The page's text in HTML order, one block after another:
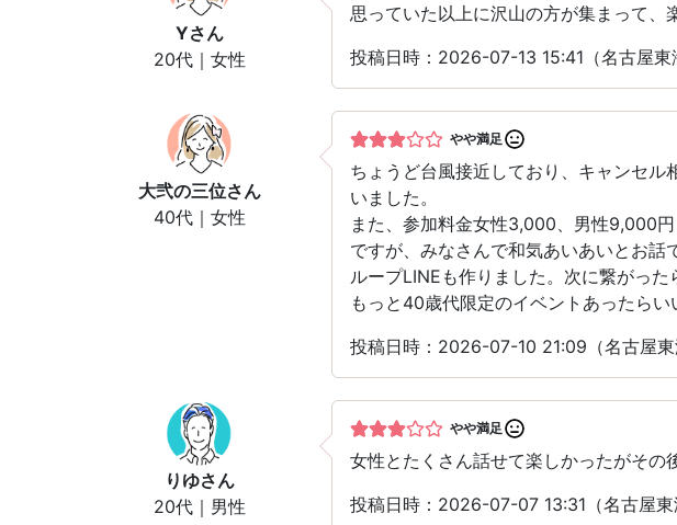
Yさん
20代｜女性
思っていた以上に沢山の方が集まって、
投稿日時：2026-07-13 15:41（名古屋東
大弐の三位さん
40代｜女性
やや満足
ちょうど台風接近しており、キャンセ
いました。
また、参加料金女性3,000、男性9,000
ですが、みなさんで和気あいあいとお
ループLINEも作りました。次に繋がった
もっと40歳代限定のイベントあったらい
投稿日時：2026-07-10 21:09（名古屋東
りゆさん
20代｜男性
やや満足
女性とたくさん話せて楽しかったがその
投稿日時：2026-07-07 13:31（名古屋東